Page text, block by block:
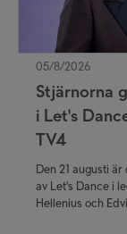
05/8/2026
Stjärnorna
i Let's
TV4
Den 21 augusti
av Let's Dance i
Hellenius och